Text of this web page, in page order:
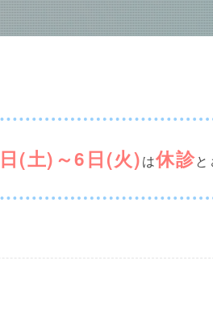
(土)～6日(火)は休診